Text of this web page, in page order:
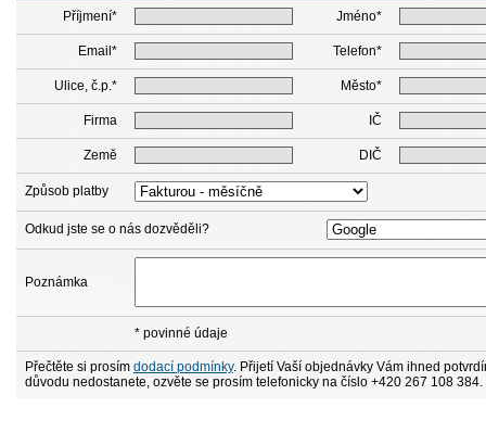
Příjmení* Jméno*
Email* Telefon*
Ulice, č.p.* Město*
Firma IČ
Země DIČ
Způsob platby
Odkud jste se o nás dozvěděli?
Poznámka
* povinné údaje
Přečtěte si prosím dodací podmínky. Přijetí Vaší objednávky Vám ihned
důvodu nedostanete, ozvěte se prosím telefonicky na číslo +420 267 108 384.